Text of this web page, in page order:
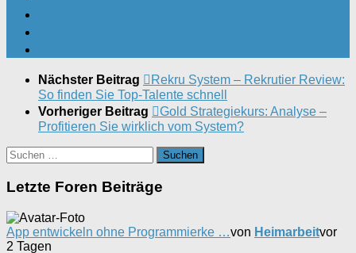
Nächster Beitrag
Rekru System – Rekrutier Review:
So finden Sie Top-Talente schnell
Vorheriger Beitrag
Gold Strategiekurs: Analyse –
Profitieren Sie wirklich vom System?
Suchen
nach:
Letzte Foren Beiträge
App entwickeln ohne Programmierke …von Heimarbeitvor
2 Tagen